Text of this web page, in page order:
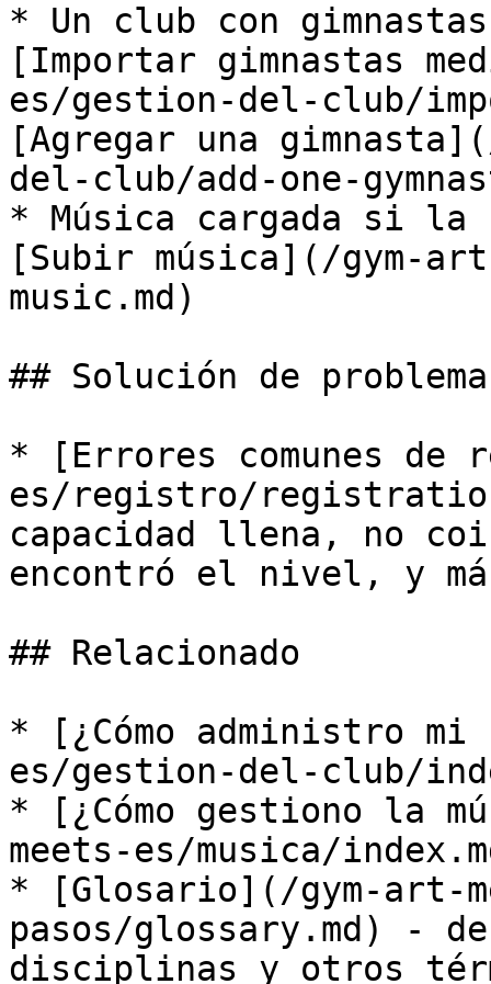
* Un club con
[Importar gimnastas
es/gestion-del-club/
[Agregar una
del-club/add-one-
* Música cargada si
[Subir música](/gym-
music.md)
## Solución de
* [Errores comunes de
es/registro/
capacidad llena, no
encontró el nivel, y
## Relacionado
* [¿Cómo administro
es/gestion-del-club/
* [¿Cómo gestiono la
meets-es/musica/
* [Glosario](/gym-art-
pasos/glossary.md) -